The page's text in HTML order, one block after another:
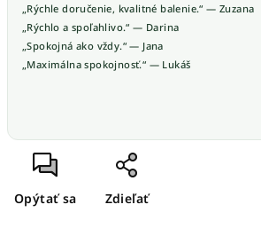
„Rýchle doručenie, kvalitné balenie.“ — Zuzana
„Rýchlo a spoľahlivo.“ — Darina
„Spokojná ako vždy.“ — Jana
„Maximálna spokojnosť.“ — Lukáš
Opýtať sa Zdieľať